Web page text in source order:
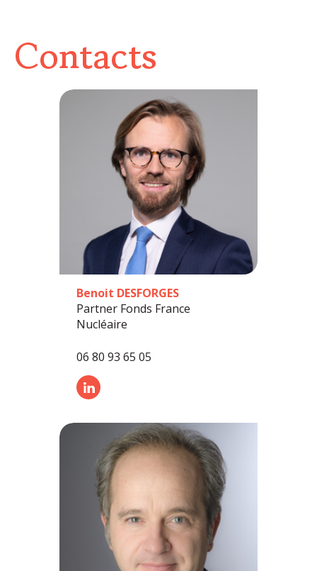
Contacts
Benoit DESFORGES
Partner Fonds France
Nucléaire
06 80 93 65 05